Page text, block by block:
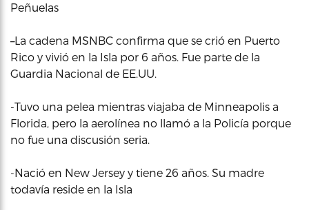
Peñuelas
–​La cadena MSNBC confirma que se crió en Puerto
Rico y vivió en la Isla por 6 años. Fue parte de la
Guardia Nacional de EE.UU.
-Tuvo una pelea mientras viajaba de Minneapolis a
Florida, pero la aerolínea no llamó a la Policía porque
no fue una discusión seria.
-Nació en New Jersey y tiene 26 años. Su madre
todavía reside en la Isla